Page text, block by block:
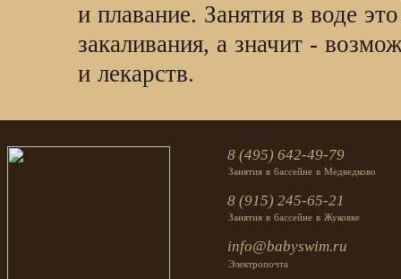
и плавание. Занятия в воде
закаливания, а значит -
и лекарств.
8 (495) 642-49-79
Занятия в бассейне в Медведково
8 (915) 245-65-21
Занятия в бассейне в Жуковке
info@babyswim.ru
Электропочта